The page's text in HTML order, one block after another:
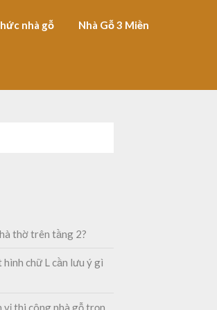
nhà gỗ Nhà Gỗ 3 Miền
thờ trên tầng 2?
chữ L cần lưu ý gì
vị thi công nhà gỗ trọn